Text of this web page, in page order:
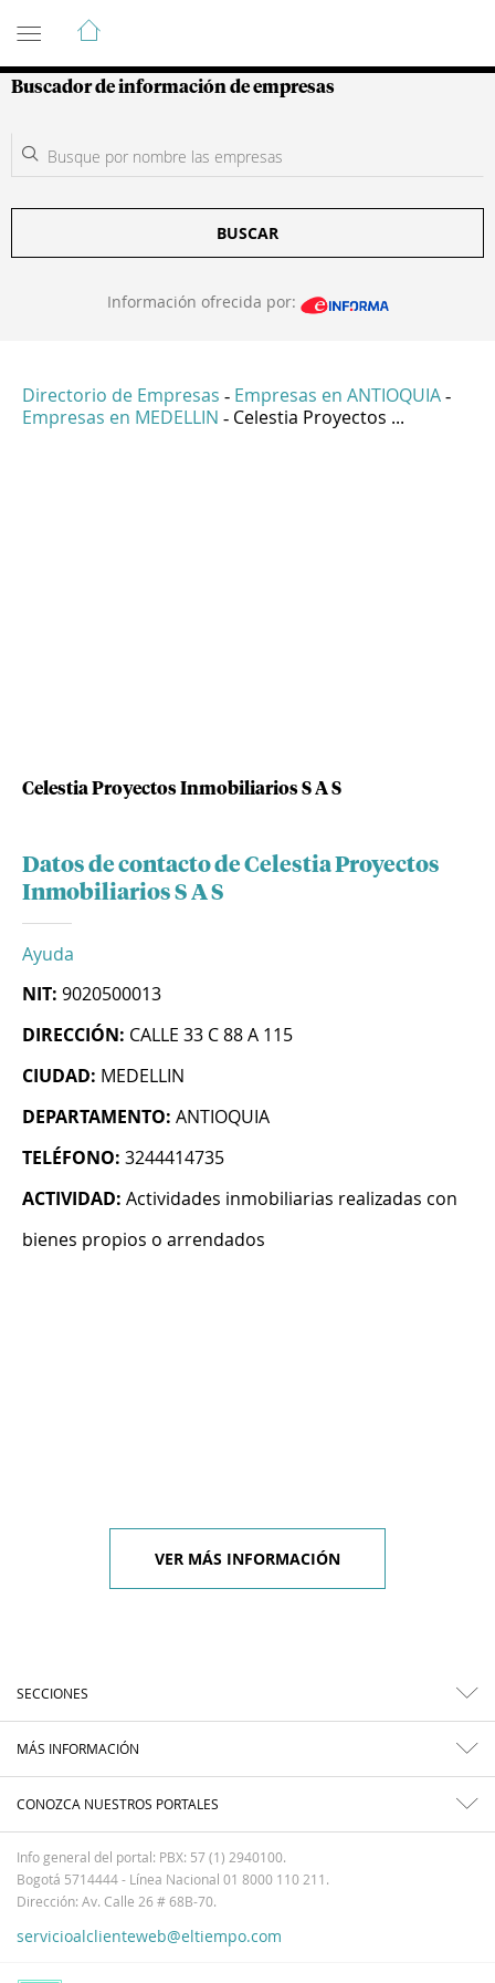
Guía de Empresas Colombianas
Buscador de información de empresas
BUSCAR
Información ofrecida por:
Directorio de Empresas - Empresas en ANTIOQUIA -
Empresas en MEDELLIN - Celestia Proyectos ...
Celestia Proyectos Inmobiliarios S A S
Datos de contacto de Celestia Proyectos
Inmobiliarios S A S
Ayuda
NIT: 9020500013
DIRECCIÓN: CALLE 33 C 88 A 115
CIUDAD: MEDELLIN
DEPARTAMENTO: ANTIOQUIA
TELÉFONO: 3244414735
ACTIVIDAD: Actividades inmobiliarias realizadas con
bienes propios o arrendados
VER MÁS INFORMACIÓN
SECCIONES
MÁS INFORMACIÓN
CONOZCA NUESTROS PORTALES
Info general del portal: PBX: 57 (1) 2940100.
Bogotá 5714444 - Línea Nacional 01 8000 110 211.
Dirección: Av. Calle 26 # 68B-70.
servicioalclienteweb@eltiempo.com